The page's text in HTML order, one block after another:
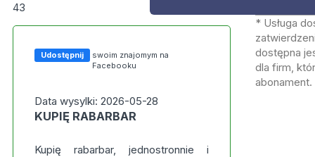
43
Udostępnij
swoim znajomym na
Facebooku
Data wysylki: 2026-05-28
KUPIĘ RABARBAR
Kupię rabarbar, jednostronnie i
* Usługa
dostępna
dla firm,
abonament.